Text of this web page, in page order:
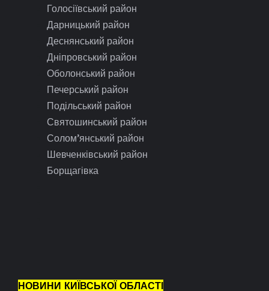
Голосіївський район
Дарницький район
Деснянський район
Дніпровський район
Оболонський район
Печерський район
Подільський район
Святошинський район
Солом’янський район
Шевченківський район
Борщагівка
НОВИНИ КИЇВСЬКОЇ ОБЛАСТІ